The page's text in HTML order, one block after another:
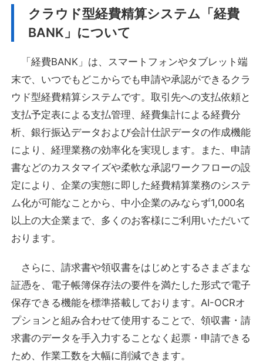
クラウド型経費精算システム「経費
BANK」について
「経費BANK」は、スマートフォンやタブレット端
末で、いつでもどこからでも申請や承認ができるクラ
ウド型経費精算システムです。取引先への支払依頼と
支払予定表による支払管理、経費集計による経費分
析、銀行振込データおよび会計仕訳データの作成機能
により、経理業務の効率化を実現します。また、申請
書などのカスタマイズや柔軟な承認ワークフローの設
定により、企業の実態に即した経費精算業務のシステ
ム化が可能なことから、中小企業のみならず1,000名
以上の大企業まで、多くのお客様にご利用いただいて
おります。
さらに、請求書や領収書をはじめとするさまざまな
証憑を、電子帳簿保存法の要件を満たした形式で電子
保存できる機能を標準搭載しております。AI-OCRオ
プションと組み合わせて使用することで、領収書・請
求書のデータを手入力することなく起票・申請できる
ため、作業工数を大幅に削減できます。